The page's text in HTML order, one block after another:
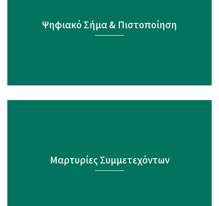
Ψηφιακό Σήμα & Πιστοποίηση
Μαρτυρίες Συμμετεχόντων